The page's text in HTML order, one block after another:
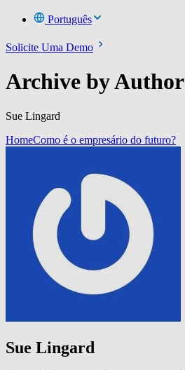
Português
Solicite Uma Demo
Archive by Author
Sue Lingard
HomeComo é o empresário do futuro?
Sue Lingard